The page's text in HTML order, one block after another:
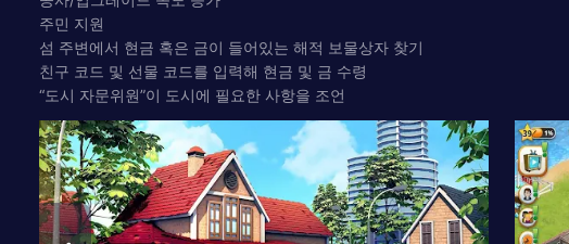
주민 지원
섬 주변에서 현금 혹은 금이 들어있는 해적 보물상자 찾기
친구 코드 및 선물 코드를 입력해 현금 및 금 수령
“도시 자문위원”이 도시에 필요한 사항을 조언